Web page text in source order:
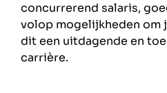
concurrerend salaris,
volop mogelijkheden om
dit een uitdagende en
carrière.